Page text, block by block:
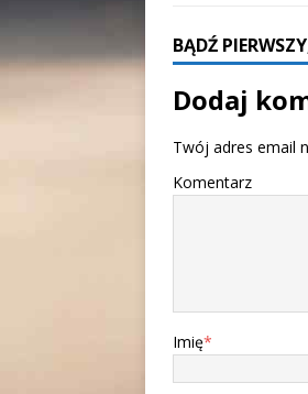
BĄDŹ
Dodaj
Twój adres email
Komentarz
Imię*